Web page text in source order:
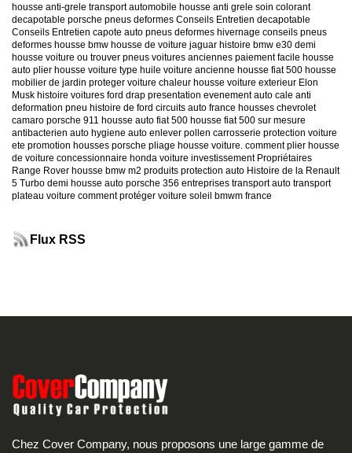
housse anti-grele transport automobile housse anti grele soin colorant
decapotable porsche pneus deformes Conseils Entretien decapotable
Conseils Entretien capote auto pneus deformes hivernage conseils pneus
deformes housse bmw housse de voiture jaguar histoire bmw e30 demi
housse voiture ou trouver pneus voitures anciennes paiement facile housse
auto plier housse voiture type huile voiture ancienne housse fiat 500 housse
mobilier de jardin proteger voiture chaleur housse voiture exterieur Elon
Musk histoire voitures ford drap presentation evenement auto cale anti
deformation pneu histoire de ford circuits auto france housses chevrolet
camaro porsche 911 housse auto fiat 500 housse fiat 500 sur mesure
antibacterien auto hygiene auto enlever pollen carrosserie protection voiture
ete promotion housses porsche pliage housse voiture. comment plier housse
de voiture concessionnaire honda voiture investissement Propriétaires
Range Rover housse bmw m2 produits protection auto Histoire de la Renault
5 Turbo demi housse auto porsche 356 entreprises transport auto transport
plateau voiture comment protéger voiture soleil bmwm france
Flux RSS
Chez Cover Company, nous proposons une large gamme de